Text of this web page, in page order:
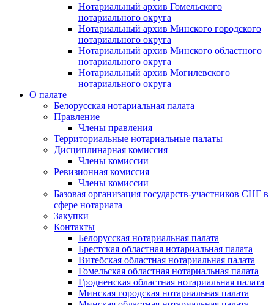
Нотариальный архив Гомельского
нотариального округа
Нотариальный архив Минского городского
нотариального округа
Нотариальный архив Минского областного
нотариального округа
Нотариальный архив Могилевского
нотариального округа
О палате
Белорусская нотариальная палата
Правление
Члены правления
Территориальные нотариальные палаты
Дисциплинарная комиссия
Члены комиссии
Ревизионная комиссия
Члены комиссии
Базовая организация государств-участников СНГ в
сфере нотариата
Закупки
Контакты
Белорусская нотариальная палата
Брестская областная нотариальная палата
Витебская областная нотариальная палата
Гомельская областная нотариальная палата
Гродненская областная нотариальная палата
Минская городская нотариальная палата